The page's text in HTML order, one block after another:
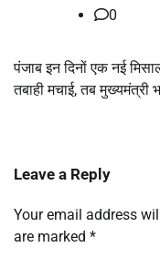
0
पंजाब इन दिनों एक नई
तबाही मचाई, तब मुख्यमंत्री
Leave a Reply
Your email address
are marked *